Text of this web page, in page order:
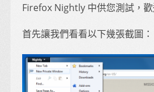
Firefox Nightly 中供您測試，
首先讓我們看看以下幾張截圖：